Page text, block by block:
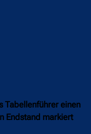
Tabellenführer einen
Endstand markiert